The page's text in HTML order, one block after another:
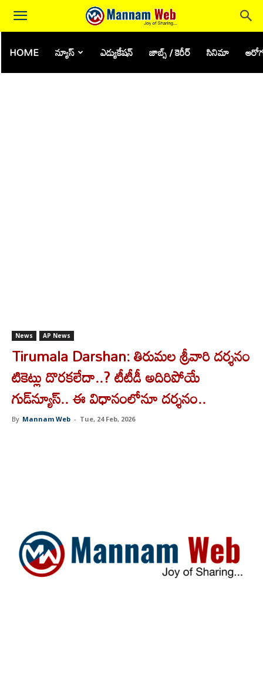
HOME న్యూస్ ఎడ్యుకేషన్ జాబ్స్ / కెరీర్ సినిమా
News AP News
Tirumala Darshan: తిరుమల శ్రీవారి దర్శనం
టికెట్లు దొరకలేదా..? టీటీడీ అదిరిపోయే
గుడ్‌న్యూస్.. ఈ విధానంలోనూ దర్శనం..
By Mannam Web - Tue, 24 Feb, 2026